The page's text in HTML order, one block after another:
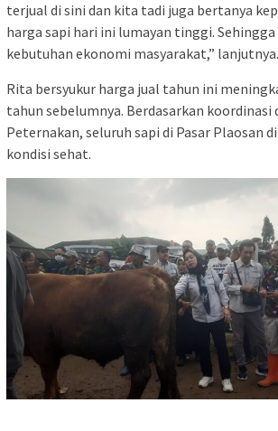
terjual di sini dan kita tadi juga bertanya
harga sapi hari ini lumayan tinggi.
kebutuhan ekonomi masyarakat,” lanjutnya.
Rita bersyukur harga jual tahun ini
tahun sebelumnya. Berdasarkan koordinasi
Peternakan, seluruh sapi di Pasar Plaosan
kondisi sehat.